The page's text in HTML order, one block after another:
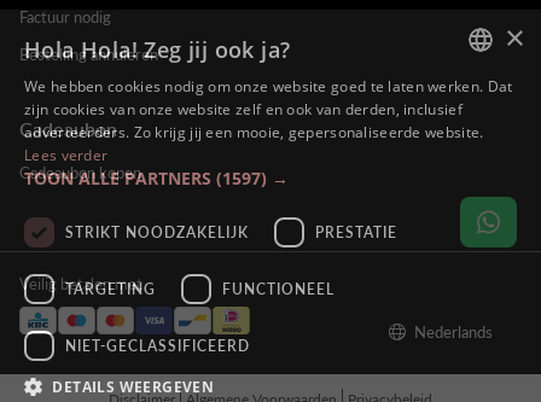
Factuur nodig
Bestelling annuleren
Cadeaubon
Cadeaubon kopen
Veilig betalen met
Nederlands
DUTCH
ENGLISH
GERMAN
×
Hola Hola! Zeg jij ook ja?
We hebben cookies nodig om onze website goed te laten werken. Dat
zijn cookies van onze website zelf en ook van derden, inclusief
adverteerders. Zo krijg jij een mooie, gepersonaliseerde website.
Lees verder
TOON ALLE PARTNERS (1597) →
STRIKT NOODZAKELIJK PRESTATIE
TARGETING FUNCTIONEEL
NIET-GECLASSIFICEERD
DETAILS WEERGEVEN